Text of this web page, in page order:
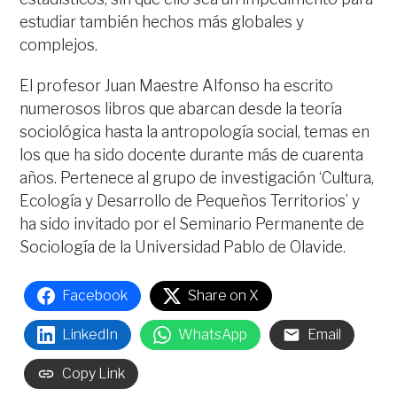
estudiar también hechos más globales y
complejos.
El profesor Juan Maestre Alfonso ha escrito
numerosos libros que abarcan desde la teoría
sociológica hasta la antropología social, temas en
los que ha sido docente durante más de cuarenta
años. Pertenece al grupo de investigación ‘Cultura,
Ecología y Desarrollo de Pequeños Territorios’ y
ha sido invitado por el Seminario Permanente de
Sociología de la Universidad Pablo de Olavide.
Facebook Share on X
LinkedIn WhatsApp Email
Copy Link